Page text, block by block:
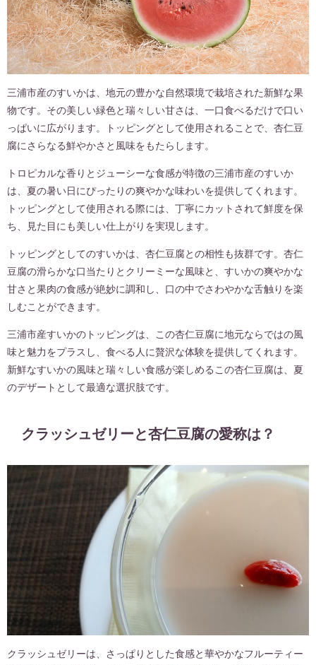
三浦市産のすいかは、地元の豊かな自然環境で栽培された新鮮な果
物です。その美しい緑色と瑞々しい甘さは、一口食べるだけで口い
っぱいに広がります。トッピングとして使用されることで、杏仁豆
腐にさらなる鮮やかさと風味をもたらします。
トロピカルな香りとジューシーな食感が特徴の三浦市産のすいか
は、夏の暑い日にぴったりの爽やかな味わいを提供してくれます。
トッピングとして使用される際には、丁寧にカットされて鮮度を保
ち、見た目にも美しい仕上がりを実現します。
トッピングとしてのすいかは、杏仁豆腐との相性も抜群です。杏仁
豆腐の滑らかな口当たりとクリーミーな風味と、すいかの爽やかな
甘さと果肉の食感が絶妙に調和し、口の中でさわやかな舌触りを楽
しむことができます。
三浦市産すいかのトッピングは、この杏仁豆腐に地元ならではの風
味と魅力をプラスし、食べる人に贅沢な体験を提供してくれます。
新鮮なすいかの風味と瑞々しい食感が楽しめるこの杏仁豆腐は、夏
のデザートとして最適な選択肢です。
クラッシュゼリーと杏仁豆腐の愛称は？
クラッシュゼリーは、さっぱりとした食感と華やかなフルーティー